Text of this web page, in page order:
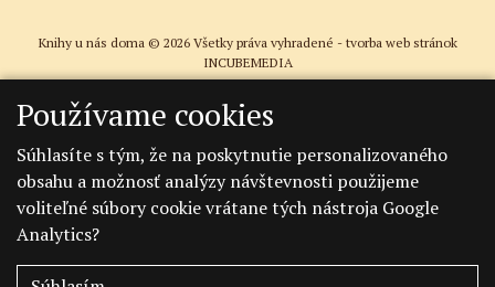
Knihy u nás doma © 2026 Všetky práva vyhradené - tvorba web stránok
INCUBEMEDIA
Používame cookies
Súhlasíte s tým, že na poskytnutie personalizovaného
obsahu a možnosť analýzy návštevnosti použijeme
voliteľné súbory cookie vrátane tých nástroja Google
Analytics?